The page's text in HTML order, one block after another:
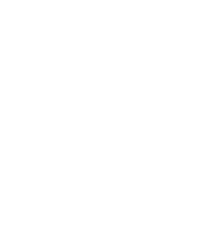
ברכת "לחיים",
את הקהל
ציון התנא רשב"י